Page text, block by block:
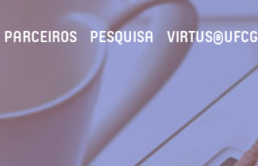
PARCEIROS PESQUISA VIRTUS@UFCG